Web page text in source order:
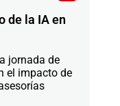
de la IA en
jornada de
el impacto de